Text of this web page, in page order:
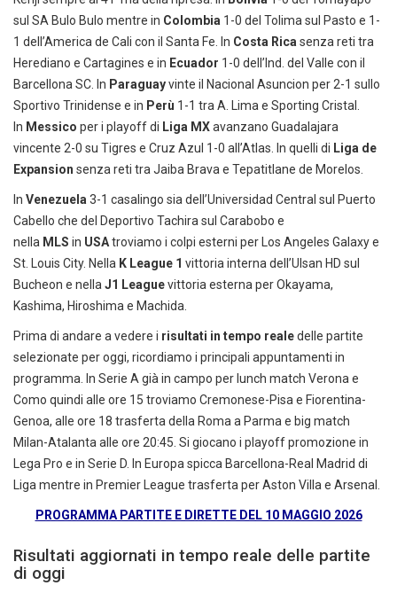
sul SA Bulo Bulo mentre in Colombia 1-0 del Tolima sul Pasto e 1-
1 dell’America de Cali con il Santa Fe. In Costa Rica senza reti tra
Herediano e Cartagines e in Ecuador 1-0 dell’Ind. del Valle con il
Barcellona SC. In Paraguayvinte il Nacional Asuncion per 2-1 sullo
Sportivo Trinidense e in Perù 1-1 tra A. Lima e Sporting Cristal.
In Messico per i playoff di Liga MXavanzano Guadalajara
vincente 2-0 su Tigres e Cruz Azul 1-0 all’Atlas. In quelli di Liga de
Expansion senza reti tra Jaiba Brava e Tepatitlane de Morelos.
In Venezuela 3-1 casalingo sia dell’Universidad Central sul Puerto
Cabello che del Deportivo Tachira sul Carabobo e
nella MLS in USAtroviamo i colpi esterni per Los Angeles Galaxy e
St. Louis City. Nella K League 1 vittoria interna dell’Ulsan HD sul
Bucheon e nella J1 Leaguevittoria esterna per Okayama,
Kashima, Hiroshima e Machida.
Prima di andare a vedere i risultati in tempo realedelle partite
selezionate per oggi, ricordiamo i principali appuntamenti in
programma. In Serie A già in campo per lunch match Verona e
Como quindi alle ore 15 troviamo Cremonese-Pisa e Fiorentina-
Genoa, alle ore 18 trasferta della Roma a Parma e big match
Milan-Atalanta alle ore 20:45. Si giocano i playoff promozione in
Lega Pro e in Serie D. In Europa spicca Barcellona-Real Madrid di
Liga mentre in Premier League trasferta per Aston Villa e Arsenal.
PROGRAMMA PARTITE E DIRETTE DEL 10 MAGGIO 2026
Risultati aggiornati in tempo reale delle partite
di oggi